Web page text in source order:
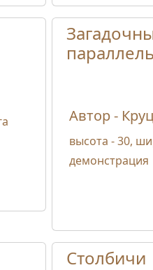
Автор -
высота - 30,
демонстрация
Столбичи